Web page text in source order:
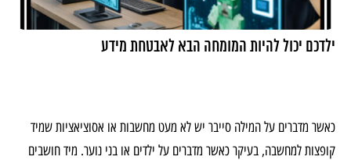
ילדכם יכול להיות המומחה הבא לאבטחת מידע
כאשר מדברים על המילה סייבר יש לא מעט מחשבות או אסוציאציות שמיד
קופצות למחשבה, בעיקר כאשר מדברים על ילדים או בני נוער. מיד חושבים